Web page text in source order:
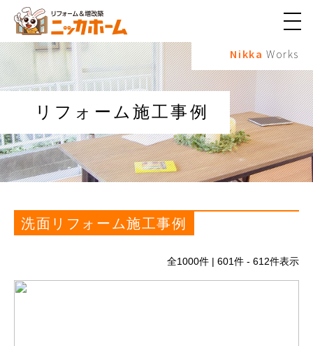
メ
ュ
ボ
タ
ン
Nikka Works
リフォーム施工事例
洗面リフォーム施工事例
全1000件 | 601件 - 612件表示